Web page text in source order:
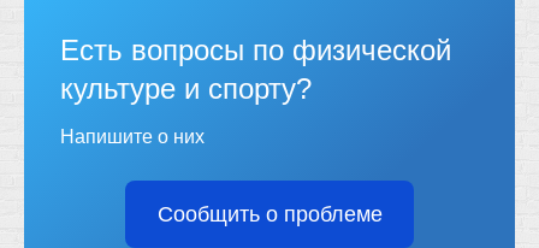
Есть вопросы по физической
культуре и спорту?
Напишите о них
Сообщить о проблеме